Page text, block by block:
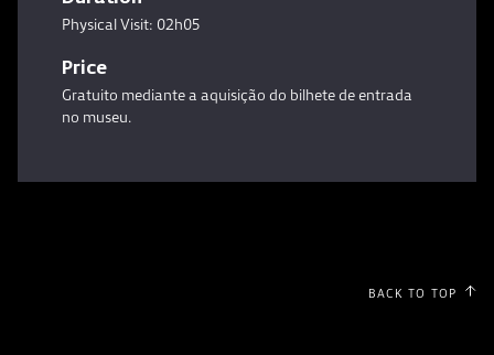
Physical Visit: 02h05
Price
Gratuito mediante a aquisição do bilhete de entrada
no museu.
BACK TO TOP